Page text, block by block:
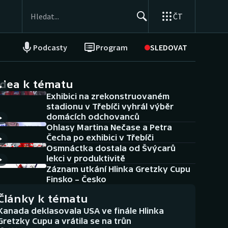
ČT
Podcasty Program SLEDOVAT
NEPŘEHLÉDNĚTE
Historické návraty
Aplikace ČT sport
AZ kvíz
k tématu
Exhibici na zrekonstruovaném
stadionu v Třebíči vyhrál výběr
domácích odchovanců
Ohlasy Martina Nečase a Petra
Čecha po exhibici v Třebíči
Osmnáctka dostala od Švýcarů
lekci v produktivitě
Záznam utkání Hlinka Gretzky Cupu
Finsko – Česko
k tématu
deklasovala USA ve finále Hlinka
Cupu a vrátila se na trůn